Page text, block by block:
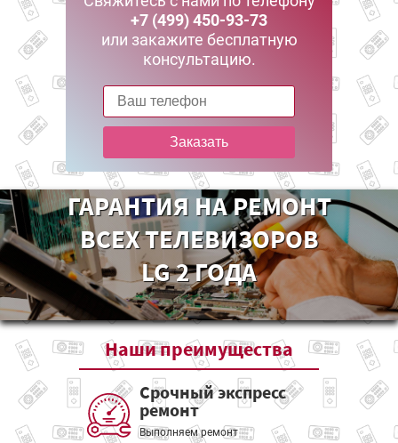
+7 (499) 450-93-73
или закажите бесплатную
консультацию.
Заказать
ГАРАНТИЯ НА РЕМОНТ
ВСЕХ ТЕЛЕВИЗОРОВ
LG 2 ГОДА
Нашипреимущества
Срочный экспресс
ремонт
Выполняем ремонт